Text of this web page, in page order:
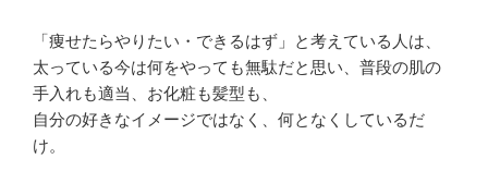
「痩せたらやりたい・できるはず」と考えている人は、
太っている今は何をやっても無駄だと思い、普段の肌の
手入れも適当、お化粧も髪型も、
自分の好きなイメージではなく、何となくしているだ
け。